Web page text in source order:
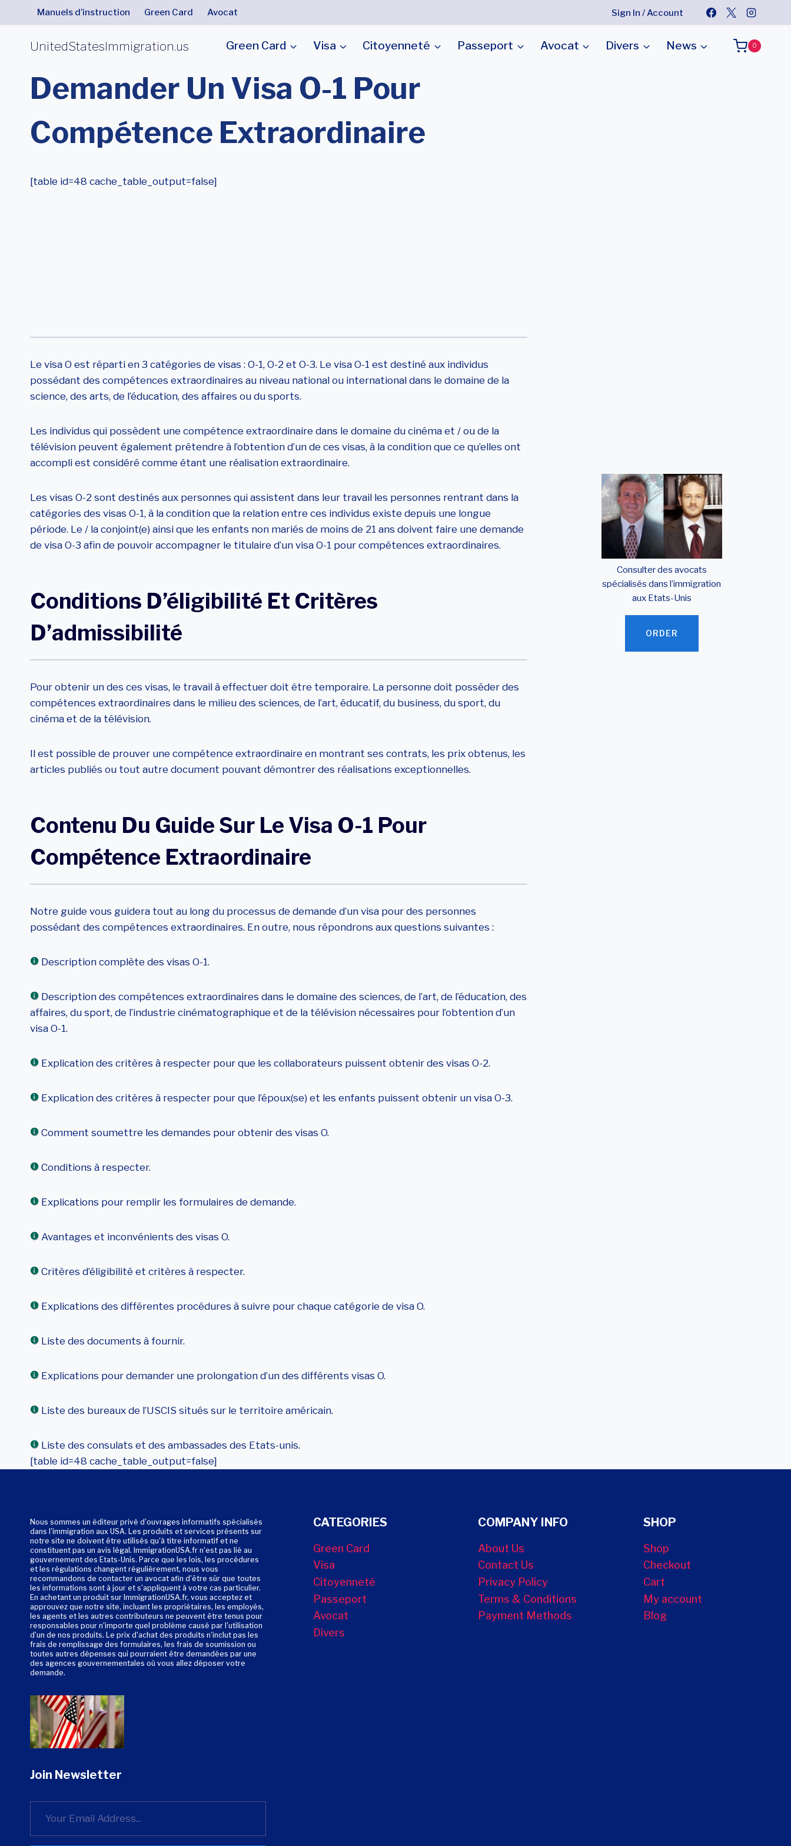
au
contenu
Manuels d’instruction Green Card Avocat Sign In / Account
UnitedStatesImmigration.us Green Card Visa Citoyenneté Passeport Avocat Divers News 0
Demander Un Visa O-1 Pour
Compétence Extraordinaire
[table id=48 cache_table_output=false]
Le visa O est réparti en 3 catégories de visas : O-1, O-2 et O-3. Le visa O-1 est destiné aux individus
possédant des compétences extraordinaires au niveau national ou international dans le domaine de la
science, des arts, de l’éducation, des affaires ou du sports.
Les individus qui possèdent une compétence extraordinaire dans le domaine du cinéma et / ou de la
télévision peuvent également prétendre à l’obtention d’un de ces visas, à la condition que ce qu’elles ont
accompli est considéré comme étant une réalisation extraordinaire.
Les visas O-2 sont destinés aux personnes qui assistent dans leur travail les personnes rentrant dans la
catégories des visas O-1, à la condition que la relation entre ces individus existe depuis une longue
période. Le / la conjoint(e) ainsi que les enfants non mariés de moins de 21 ans doivent faire une demande
de visa O-3 afin de pouvoir accompagner le titulaire d’un visa O-1 pour compétences extraordinaires.
Conditions D’éligibilité Et Critères
D’admissibilité
Pour obtenir un des ces visas, le travail à effectuer doit être temporaire. La personne doit posséder des
compétences extraordinaires dans le milieu des sciences, de l’art, éducatif, du business, du sport, du
cinéma et de la télévision.
Il est possible de prouver une compétence extraordinaire en montrant ses contrats, les prix obtenus, les
articles publiés ou tout autre document pouvant démontrer des réalisations exceptionnelles.
Contenu Du Guide Sur Le Visa O-1 Pour
Compétence Extraordinaire
Notre guide vous guidera tout au long du processus de demande d’un visa pour des personnes
possédant des compétences extraordinaires. En outre, nous répondrons aux questions suivantes :
Description complète des visas O-1.
Description des compétences extraordinaires dans le domaine des sciences, de l’art, de l’éducation, des
affaires, du sport, de l’industrie cinématographique et de la télévision nécessaires pour l’obtention d’un
visa O-1.
Explication des critères à respecter pour que les collaborateurs puissent obtenir des visas O-2.
Explication des critères à respecter pour que l’époux(se) et les enfants puissent obtenir un visa O-3.
Comment soumettre les demandes pour obtenir des visas O.
Conditions à respecter.
Explications pour remplir les formulaires de demande.
Avantages et inconvénients des visas O.
Critères d’éligibilité et critères à respecter.
Explications des différentes procédures à suivre pour chaque catégorie de visa O.
Liste des documents à fournir.
Explications pour demander une prolongation d’un des différents visas O.
Liste des bureaux de l’USCIS situés sur le territoire américain.
Liste des consulats et des ambassades des Etats-unis.
[table id=48 cache_table_output=false]
Consulter des avocats
spécialisés dans l’immigration
aux Etats-Unis
ORDER
Nous sommes un éditeur privé d'ouvrages informatifs spécialisés
dans l'immigration aux USA. Les produits et services présents sur
notre site ne doivent être utilisés qu'à titre informatif et ne
constituent pas un avis légal. ImmigrationUSA.fr n'est pas lié au
gouvernement des Etats-Unis. Parce que les lois, les procédures
et les régulations changent régulièrement, nous vous
recommandons de contacter un avocat afin d'être sûr que toutes
les informations sont à jour et s'appliquent à votre cas particulier.
En achetant un produit sur ImmigrationUSA.fr, vous acceptez et
approuvez que notre site, incluant les propriétaires, les employés,
les agents et les autres contributeurs ne peuvent être tenus pour
responsables pour n'importe quel problème causé par l'utilisation
d'un de nos produits. Le prix d'achat des produits n'inclut pas les
frais de remplissage des formulaires, les frais de soumission ou
toutes autres dépenses qui pourraient être demandées par une
des agences gouvernementales où vous allez déposer votre
demande.
Join Newsletter
CATEGORIES
Green Card
Visa
Citoyenneté
Passeport
Avocat
Divers
COMPANY INFO
About Us
Contact Us
Privacy Policy
Terms & Conditions
Payment Methods
SHOP
Shop
Checkout
Cart
My account
Blog